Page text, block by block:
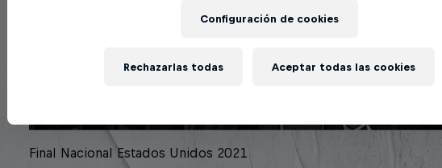
Final Nacional Estados Unidos 2021
Configuración de cookies
Rechazarlas todas Aceptar todas las cookies